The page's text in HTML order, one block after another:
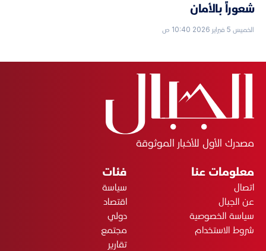
شعوراً بالأمان
الخميس 5 فبراير 2026 10:40 ص
مصدرك الأول للأخبار الموثوقة
معلومات عنا
اتصال
عن الجبال
سياسة الخصوصية
شروط الاستخدام
فئات
سياسة
اقتصاد
دولي
مجتمع
تقارير